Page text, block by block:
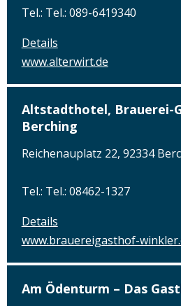
Tel.: Tel.: 089-6419340
Details
www.alterwirt.de
Altstadthotel, Brauerei-
Berching
Reichenauplatz 22, 92334
Tel.: Tel.: 08462-1327
Details
www.brauereigasthof-
Am Ödenturm – Das